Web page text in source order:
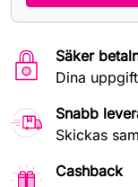
Säker
Dina
Snabb
Skickas
Cashback